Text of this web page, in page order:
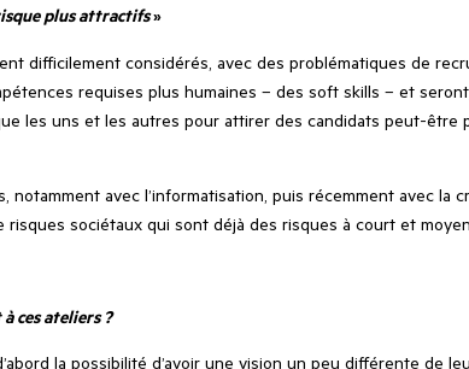
plus attractifs»
difficilement considérés, avec des problématiques de
requises plus humaines – des soft skills – et
les uns et les autres pour attirer des candidats peut-être
avec l’informatisation, puis récemment avec la
sociétaux qui sont déjà des risques à court et
ces ateliers ?
la possibilité d’avoir une vision un peu différente de